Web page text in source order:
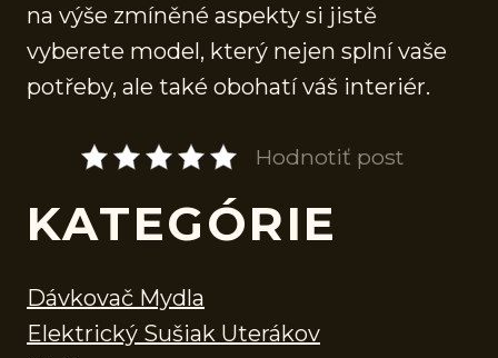
na výše zmíněné aspekty si jistě
vyberete model, který nejen splní vaše
potřeby, ale také obohatí váš interiér.
Hodnotiť post
KATEGÓRIE
Dávkovač Mydla
Elektrický Sušiak Uterákov